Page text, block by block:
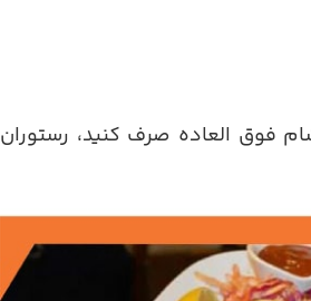
فوق العاده صرف کنید، رستوران